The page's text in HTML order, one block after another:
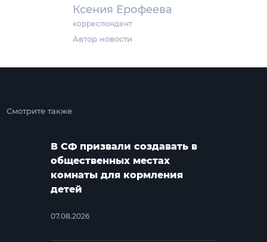
Ксения Ерофеева
корреспондент
Автор новости
Смотрите также
В СФ призвали создавать в
общественных местах
комнаты для кормления
детей
07.08.2026